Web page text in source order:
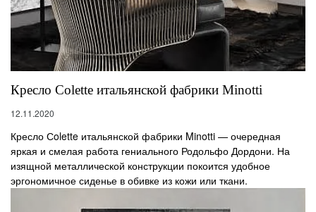
Кресло Сolette итальянской фабрики Minotti
12.11.2020
Кресло Сolette итальянской фабрики Minotti — очередная
яркая и смелая работа гениального Родольфо Дордони. На
изящной металлической конструкции покоится удобное
эргономичное сиденье в обивке из кожи или ткани.